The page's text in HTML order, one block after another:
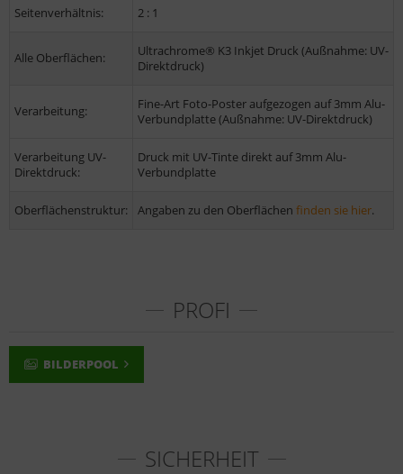
Seitenverhältnis: 2 : 1
Alle Oberflächen:
Ultrachrome® K3 Inkjet Druck (Außnahme: UV-
Direktdruck)
Verarbeitung:
Fine-Art Foto-Poster aufgezogen auf 3mm Alu-
Verbundplatte (Außnahme: UV-Direktdruck)
Verarbeitung UV-
Direktdruck:
Druck mit UV-Tinte direkt auf 3mm Alu-
Verbundplatte
Oberflächenstruktur: Angaben zu den Oberflächen finden sie hier.
PROFI
BILDERPOOL
SICHERHEIT